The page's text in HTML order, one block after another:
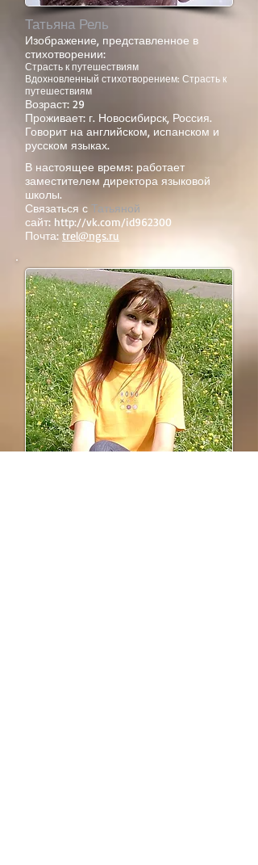
Татьяна Рель
Изображение, представленное в
стихотворении:
Страсть к путешествиям
Вдохновленный стихотворением: Страсть к
путешествиям
Возраст: 29
Проживает: г. Новосибирск, Россия.
Говорит на английском, испанском и
русском языках.
В настоящее время: работает
заместителем директора языковой
школы.
Связаться с Татьяной
сайт: http://vk.com/id962300
Почта: trel@ngs.ru